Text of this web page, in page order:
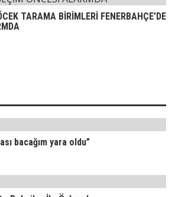
TARAMA BİRİMLERİ FENERBAHÇE’DE
bacağım yara oldu”